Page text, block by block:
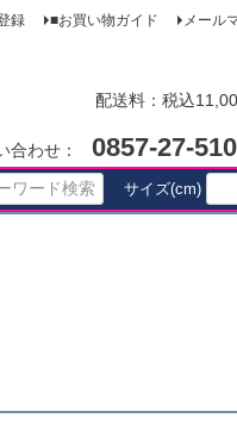
録 ■お買い物ガイド メール
配送料：税込
合わせ： 0857-27-
サイズ(cm)